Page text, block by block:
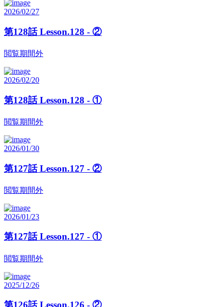
2026/02/27
第128話 Lesson.128 - ②
閲覧期間外
2026/02/20
第128話 Lesson.128 - ①
閲覧期間外
2026/01/30
第127話 Lesson.127 - ②
閲覧期間外
2026/01/23
第127話 Lesson.127 - ①
閲覧期間外
2025/12/26